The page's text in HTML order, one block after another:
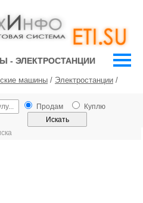
- ЭЛЕКТРОСТАНЦИИ
машины / Электростанции /
Продам Куплю